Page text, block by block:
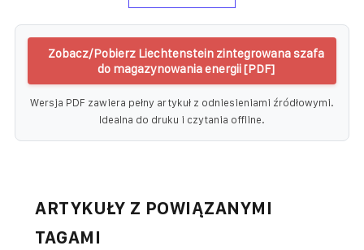
Zobacz/Pobierz Liechtenstein zintegrowana szafa
do magazynowania energii [PDF]
Wersja PDF zawiera pełny artykuł z odniesieniami źródłowymi.
Idealna do druku i czytania offline.
ARTYKUŁY Z POWIĄZANYMI
TAGAMI